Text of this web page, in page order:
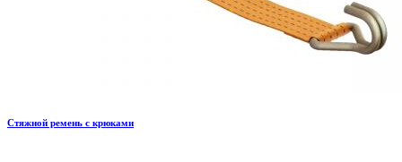
Стяжной ремень с крюками